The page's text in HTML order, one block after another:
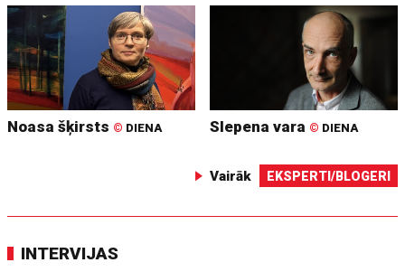
Noasa šķirsts © DIENA Slepena vara © DIENA
Vairāk EKSPERTI/BLOGERI
INTERVIJAS